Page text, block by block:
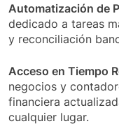
Automatización de
dedicado a tareas
y reconciliación
Acceso en Tiempo
negocios y
financiera
cualquier lugar.